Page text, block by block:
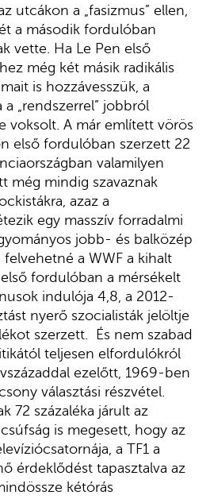
utcákon a „fasizmus” ellen,
a második fordulóban
vette. Ha Le Pen első
még két másik radikális
is hozzávesszük, a
„rendszerrel” jobbról
voksolt. A már említett vörös
első fordulóban szerzett 22
valamilyen
még mindig szavaznak
azaz a
egy masszív forradalmi
jobb- és balközép
a WWF a kihalt
fordulóban a mérsékelt
indulója 4,8, a 2012-
nyerő szocialisták jelöltje
szerzett. És nem szabad
teljesen elfordulókról
ezelőtt, 1969-ben
választási részvétel.
72 százaléka járult az
is megesett, hogy az
a TF1 a
érdeklődést tapasztalva az
kétórás